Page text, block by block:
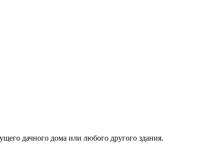
дачного дома или любого другого здания.